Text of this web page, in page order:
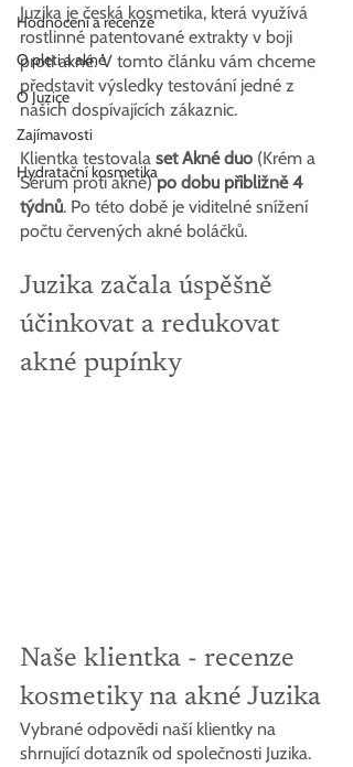
Hodnocení a recenze
O pleti a akné
O Juzice
Zajímavosti
Hydratační kosmetika
Juzika je česká kosmetika, která využívá
rostlinné patentované extrakty v boji
proti akné. V tomto článku vám chceme
představit výsledky testování jedné z
našich dospívajících zákaznic.
Klientka testovala set Akné duo (Krém a
Sérum proti akné) po dobu přibližně 4
týdnů. Po této době je viditelné snížení
počtu červených akné boláčků.
Juzika začala úspěšně
účinkovat a redukovat
akné pupínky
Naše klientka - recenze
kosmetiky na akné Juzika
Vybrané odpovědi naší klientky na
shrnující dotazník od společnosti Juzika.